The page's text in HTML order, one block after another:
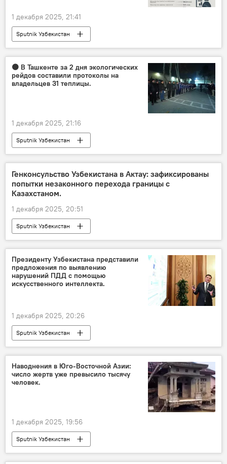
1 декабря 2025, 21:41
Sputnik Узбекистан
🟠 В Ташкенте за 2 дня экологических
рейдов составили протоколы на
владельцев 31 теплицы.
1 декабря 2025, 21:16
Sputnik Узбекистан
Генконсульство Узбекистана в Актау: зафиксированы
попытки незаконного перехода границы с
Казахстаном.
1 декабря 2025, 20:51
Sputnik Узбекистан
Президенту Узбекистана представили
предложения по выявлению
нарушений ПДД с помощью
искусственного интеллекта.
1 декабря 2025, 20:26
Sputnik Узбекистан
Наводнения в Юго-Восточной Азии:
число жертв уже превысило тысячу
человек.
1 декабря 2025, 19:56
Sputnik Узбекистан